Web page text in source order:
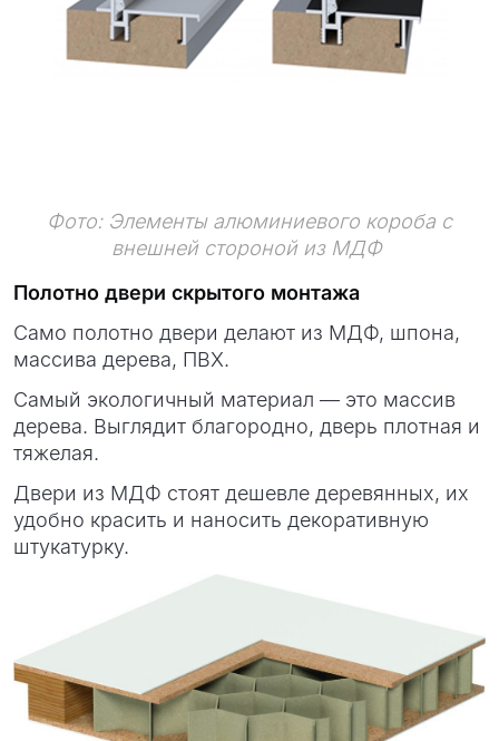
Фото: Элементы алюминиевого короба с
внешней стороной из МДФ
Полотно двери скрытого монтажа
Само полотно двери делают из МДФ, шпона,
массива дерева, ПВХ.
Самый экологичный материал — это массив
дерева. Выглядит благородно, дверь плотная и
тяжелая.
Двери из МДФ стоят дешевле деревянных, их
удобно красить и наносить декоративную
штукатурку.